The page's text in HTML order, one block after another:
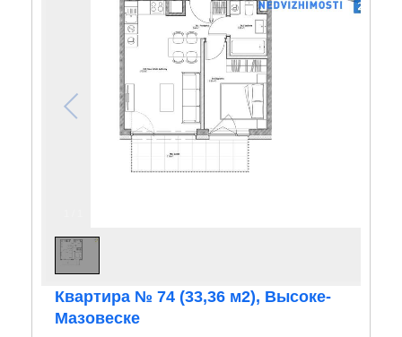
Квартира № 74 (33,36 м2), Высоке-
Мазовеске